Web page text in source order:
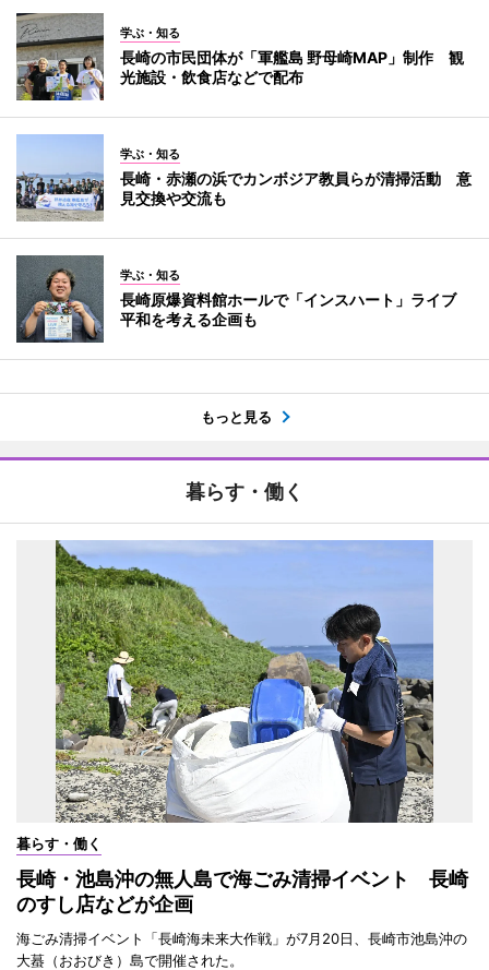
学ぶ・知る
長崎の市民団体が「軍艦島 野母崎MAP」制作 観
光施設・飲食店などで配布
学ぶ・知る
長崎・赤瀬の浜でカンボジア教員らが清掃活動 意
見交換や交流も
学ぶ・知る
長崎原爆資料館ホールで「インスハート」ライブ
平和を考える企画も
もっと見る
暮らす・働く
暮らす・働く
長崎・池島沖の無人島で海ごみ清掃イベント 長崎
のすし店などが企画
海ごみ清掃イベント「長崎海未来大作戦」が7月20日、長崎市池島沖の
大蟇（おおびき）島で開催された。